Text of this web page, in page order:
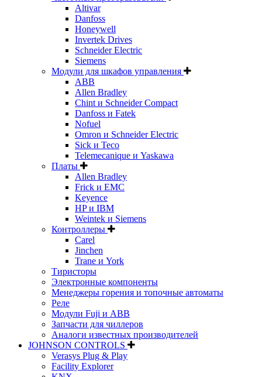
Altivar
Danfoss
Honeywell
Invertek Drives
Schneider Electric
Siemens
Модули для шкафов управления
ABB
Allen Bradley
Chint и Schneider Compact
Danfoss и Fatek
Nofuel
Omron и Schneider Electric
Sick и Teco
Telemecanique и Yaskawa
Платы
Allen Bradley
Frick и EMC
Keyence
HP и IBM
Weintek и Siemens
Контроллеры
Carel
Jinchen
Trane и York
Тиристоры
Электронные компоненты
Менеджеры горения и топочные автоматы
Реле
Модули Fuji и ABB
Запчасти для чиллеров
Аналоги известных производителей
JOHNSON CONTROLS
Verasys Plug & Play
Facility Explorer